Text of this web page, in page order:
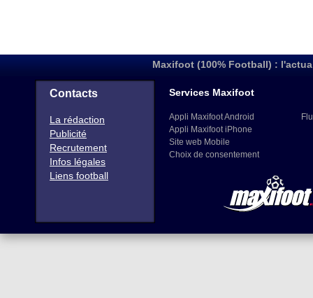
Maxifoot (100% Football) :
Contacts
La rédaction
Publicité
Recrutement
Infos légales
Liens football
Services Maxifoot
Appli Maxifoot Android
Appli Maxifoot iPhone
Site web Mobile
Choix de consentement